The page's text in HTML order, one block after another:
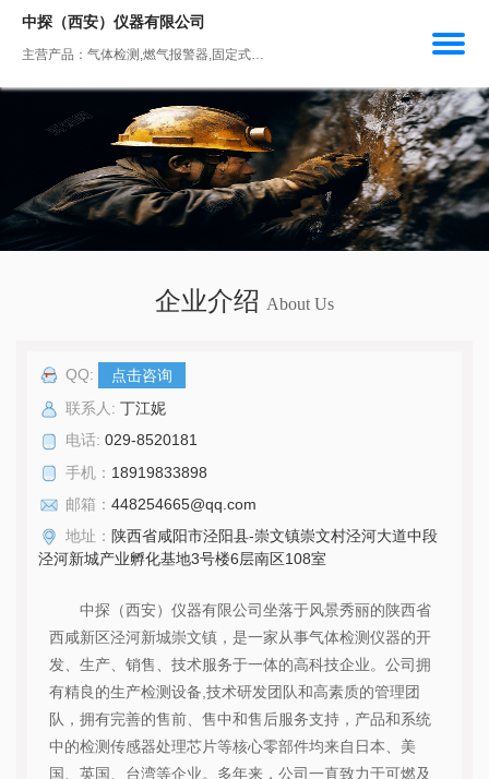
中探（西安）仪器有限公司
主营产品：气体检测,燃气报警器,固定式可燃气体探测器,固定式有毒气体探测器,固定式粉尘气体探测器
企业介绍 About Us
QQ:
点击咨询
联系人: 丁江妮
电话: 029-8520181
手机： 18919833898
邮箱： 448254665@qq.com
地址： 陕西省咸阳市泾阳县-崇文镇崇文村泾河大道中段
泾河新城产业孵化基地3号楼6层南区108室
中探（西安）仪器有限公司坐落于风景秀丽的陕西省
西咸新区泾河新城崇文镇，是一家从事气体检测仪器的开
发、生产、销售、技术服务于一体的高科技企业。公司拥
有精良的生产检测设备,技术研发团队和高素质的管理团
队，拥有完善的售前、售中和售后服务支持，产品和系统
中的检测传感器处理芯片等核心零部件均来自日本、美
国、英国、台湾等企业。多年来，公司一直致力于可燃及